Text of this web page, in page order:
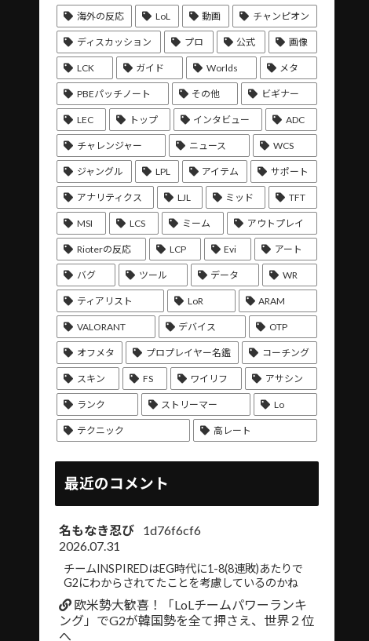
海外の反応 LoL 動画 チャンピオン
ディスカッション プロ 公式 画像
LCK ガイド Worlds メタ
PBEパッチノート その他 ビギナー
LEC トップ インタビュー ADC
チャレンジャー ニュース WCS
ジャングル LPL アイテム サポート
アナリティクス LJL ミッド TFT
MSI LCS ミーム アウトプレイ
Rioterの反応 LCP Evi アート
バグ ツール データ WR
ティアリスト LoR ARAM
VALORANT デバイス OTP
オフメタ プロプレイヤー名鑑 コーチング
スキン FS ワイリフ アサシン
ランク ストリーマー Lo
テクニック 高レート
最近のコメント
名もなき忍び
1d76f6cf6
2026.07.31
チームINSPIREDはEG時代に1-8(8連敗)あたりで
G2にわからされてたことを考慮しているのかね
欧米勢大歓喜！「LoLチームパワーランキ
ング」でG2が韓国勢を全て押さえ、世界２位
へ